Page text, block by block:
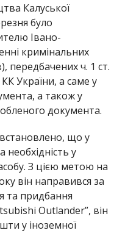
Калуської
було
Івано-
кримінальних
передбачених ч. 1 ст.
України, а саме у
а також у
документа.
що у
необхідність у
З цією метою на
він направився за
та придбання
Outlander”, він
у іноземної